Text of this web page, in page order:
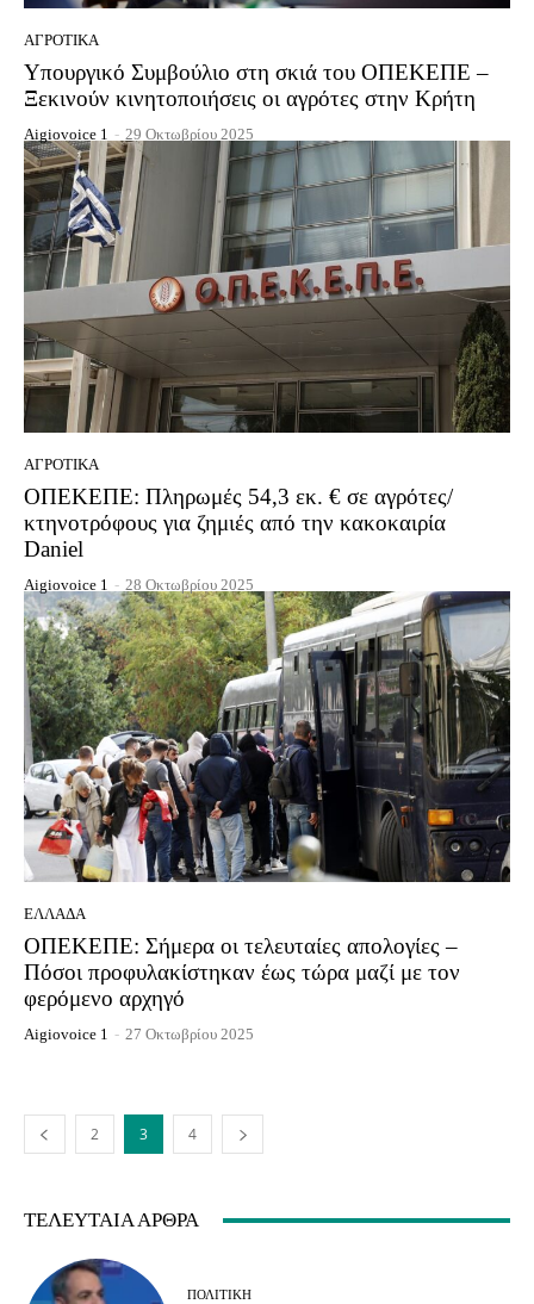
ΑΓΡΟΤΙΚΆ
Υπουργικό Συμβούλιο στη σκιά του ΟΠΕΚΕΠΕ –
Ξεκινούν κινητοποιήσεις οι αγρότες στην Κρήτη
Aigiovoice 1 - 29 Οκτωβρίου 2025
ΑΓΡΟΤΙΚΆ
ΟΠΕΚΕΠΕ: Πληρωμές 54,3 εκ. € σε αγρότες/
κτηνοτρόφους για ζημιές από την κακοκαιρία
Daniel
Aigiovoice 1 - 28 Οκτωβρίου 2025
ΕΛΛΆΔΑ
ΟΠΕΚΕΠΕ: Σήμερα οι τελευταίες απολογίες –
Πόσοι προφυλακίστηκαν έως τώρα μαζί με τον
φερόμενο αρχηγό
Aigiovoice 1 - 27 Οκτωβρίου 2025
2 3 4
ΤΕΛΕΥΤΑΊΑ ΆΡΘΡΑ
ΠΟΛΙΤΙΚΉ